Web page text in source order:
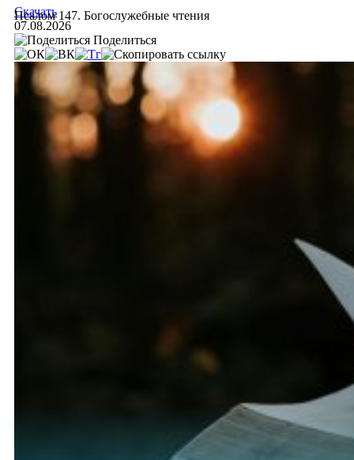
Псалом 147. Богослужебные чтения
Скачать
07.08.2026
Поделиться